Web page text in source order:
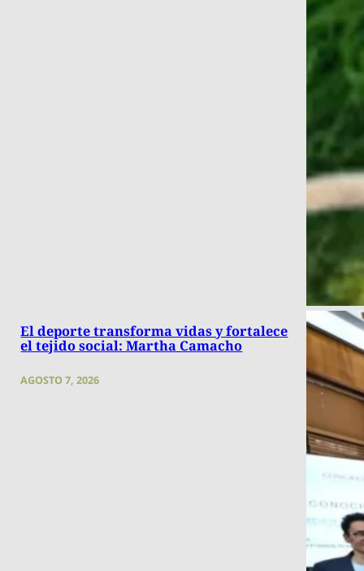
El deporte transforma vidas y fortalece
el tejido social: Martha Camacho
AGOSTO 7, 2026